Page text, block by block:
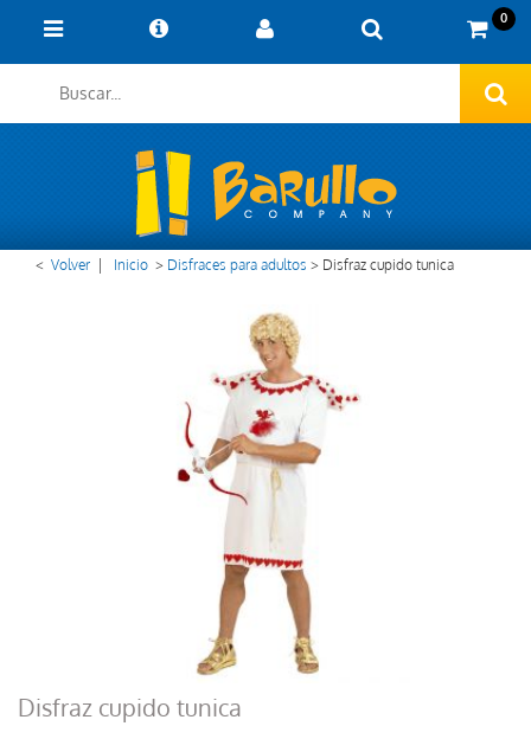
0
< Volver Inicio > Disfraces para adultos > Disfraz cupido tunica
Disfraz cupido tunica